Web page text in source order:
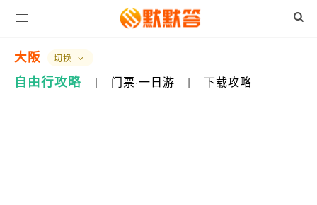
大阪 切换
自由行攻略 | 门票·一日游 | 下载攻略